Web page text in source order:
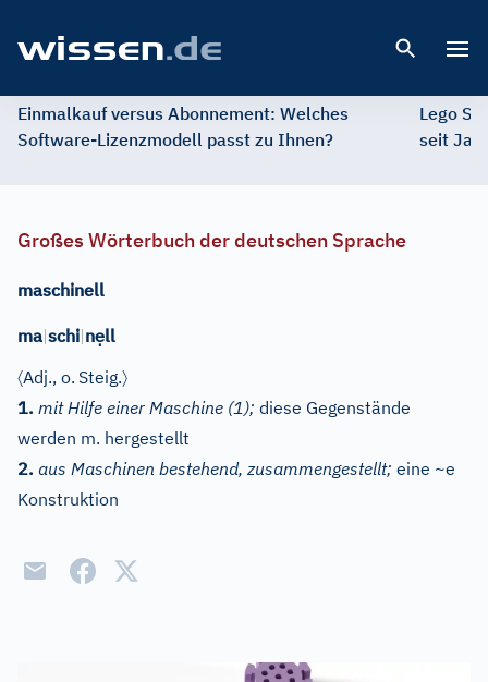
Einmalkauf versus Abonnement: Welches
Software-Lizenzmodell passt zu Ihnen?
Lego
seit
Großes Wörterbuch der deutschen Sprache
maschinell
ma|schi|nẹll
〈Adj., o. Steig.〉
1. mit Hilfe einer Maschine (1); diese Gegenstände
werden m. hergestellt
2. aus Maschinen bestehend, zusammengestellt; eine ~e
Konstruktion